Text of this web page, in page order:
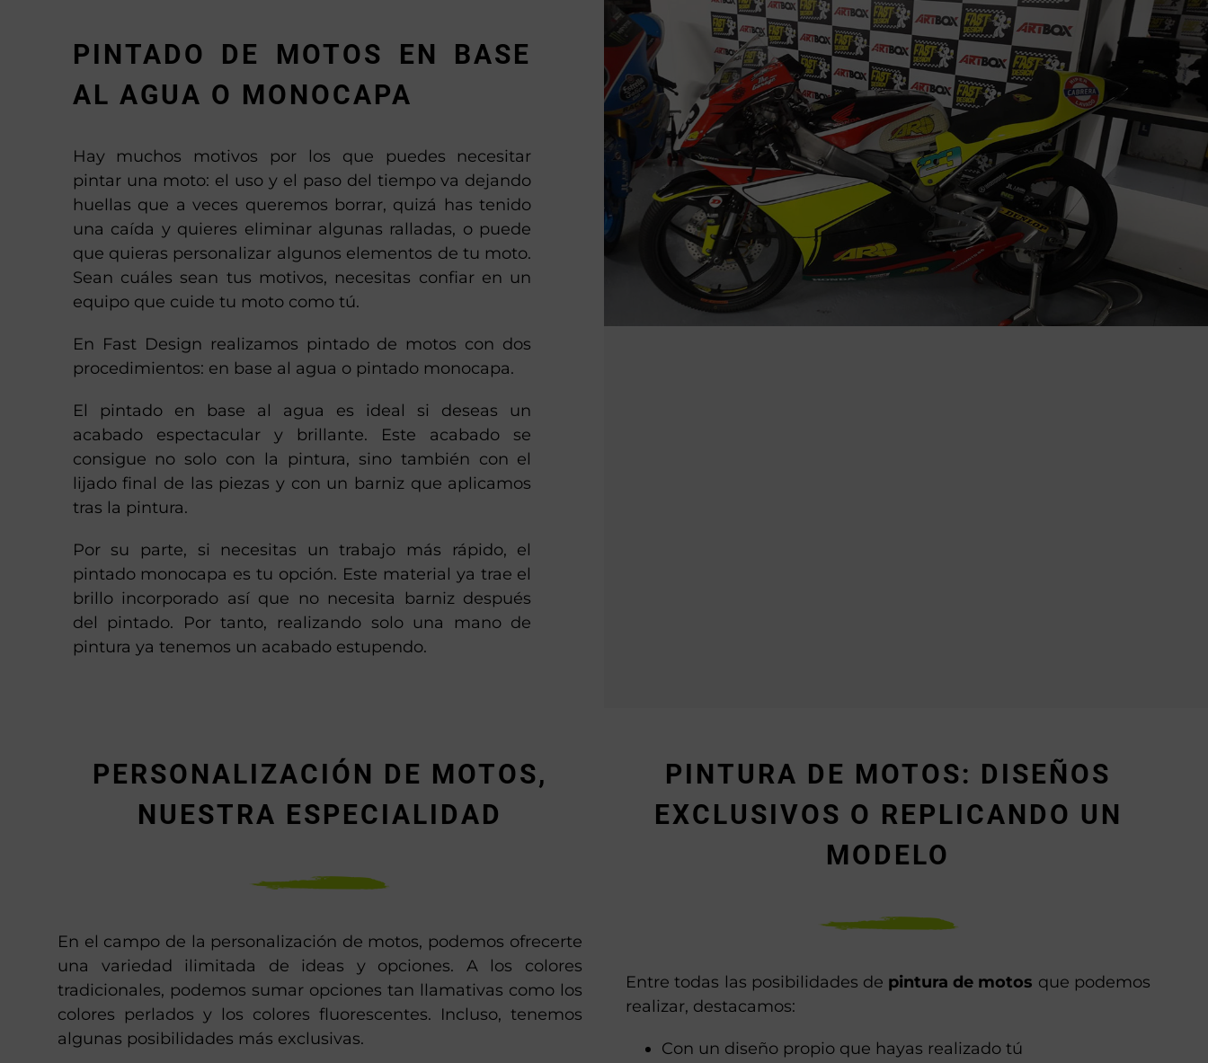
PINTADO DE MOTOS EN BASE
AL AGUA O MONOCAPA
Hay muchos motivos por los que puedes necesitar
pintar una moto: el uso y el paso del tiempo va dejando
huellas que a veces queremos borrar, quizá has tenido
una caída y quieres eliminar algunas ralladas, o puede
que quieras personalizar algunos elementos de tu moto.
Sean cuáles sean tus motivos, necesitas confiar en un
equipo que cuide tu moto como tú.
En Fast Design realizamos pintado de motos con dos
procedimientos: en base al agua o pintado monocapa.
El pintado en base al agua es ideal si deseas un
acabado espectacular y brillante. Este acabado se
consigue no solo con la pintura, sino también con el
lijado final de las piezas y con un barniz que aplicamos
tras la pintura.
Por su parte, si necesitas un trabajo más rápido, el
pintado monocapa es tu opción. Este material ya trae el
brillo incorporado así que no necesita barniz después
del pintado. Por tanto, realizando solo una mano de
pintura ya tenemos un acabado estupendo.
PERSONALIZACIÓN DE MOTOS,
NUESTRA ESPECIALIDAD
En el campo de la personalización de motos, podemos ofrecerte
una variedad ilimitada de ideas y opciones. A los colores
tradicionales, podemos sumar opciones tan llamativas como los
colores perlados y los colores fluorescentes. Incluso, tenemos
algunas posibilidades más exclusivas.
PINTURA DE MOTOS: DISEÑOS
EXCLUSIVOS O REPLICANDO UN
MODELO
Entre todas las posibilidades de pintura de motos que podemos
realizar, destacamos:
Con un diseño propio que hayas realizado tú